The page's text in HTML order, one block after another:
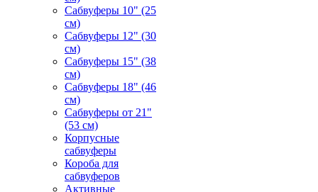
Сабвуферы 10" (25
см)
Сабвуферы 12" (30
см)
Сабвуферы 15" (38
см)
Сабвуферы 18" (46
см)
Сабвуферы от 21"
(53 см)
Корпусные
сабвуферы
Короба для
сабвуферов
Активные